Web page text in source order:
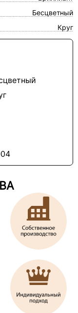
Бесцветный
Круг